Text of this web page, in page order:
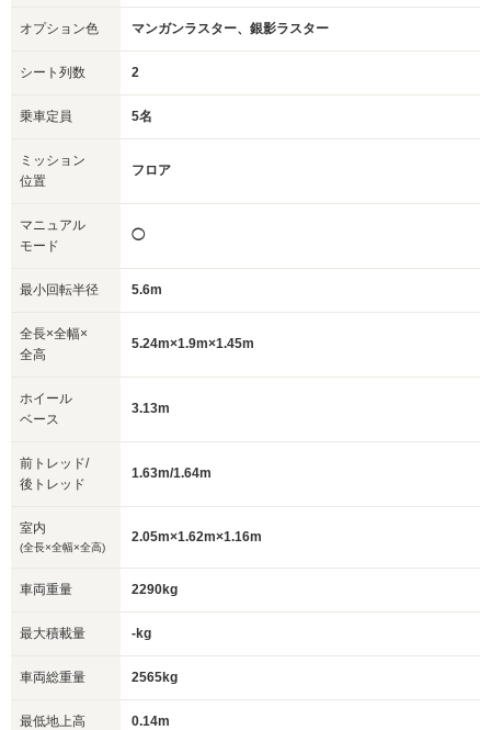
オプション色 マンガンラスター、銀影ラスター
シート列数 2
乗車定員 5名
ミッション
位置
フロア
マニュアル
モード
◯
最小回転半径 5.6m
全長×全幅×
全高
5.24m×1.9m×1.45m
ホイール
ベース
3.13m
前トレッド/
後トレッド
1.63m/1.64m
室内
(全長×全幅×全高)
2.05m×1.62m×1.16m
車両重量 2290kg
最大積載量 -kg
車両総重量 2565kg
最低地上高 0.14m